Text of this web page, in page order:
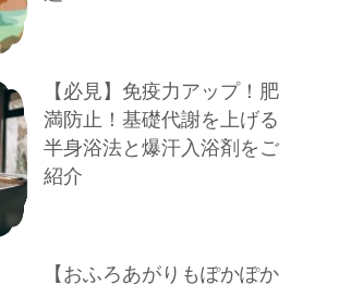
【必見】免疫力アップ！肥
満防止！基礎代謝を上げる
半身浴法と爆汗入浴剤をご
紹介
【おふろあがりもぽかぽか